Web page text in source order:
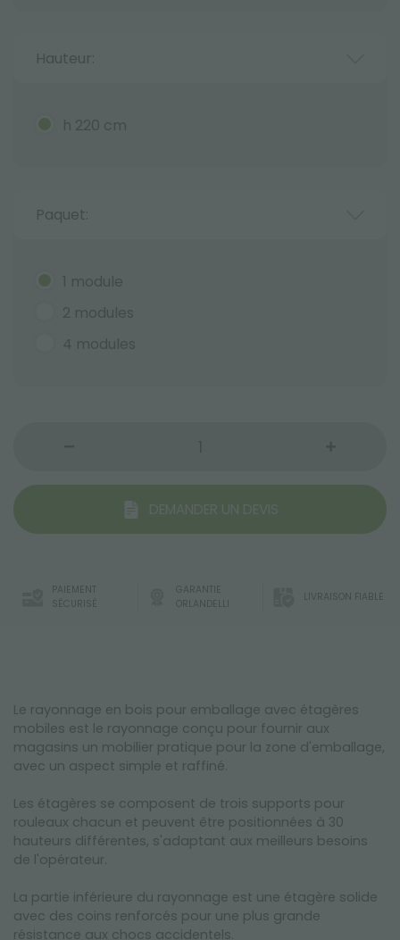
Hauteur:
h 220 cm
Paquet:
1 module
2 modules
4 modules
DEMANDER UN DEVIS
PAIEMENT
SÉCURISÉ
GARANTIE
ORLANDELLI
LIVRAISON FIABLE
Le rayonnage en bois pour emballage avec étagères
mobiles est le rayonnage conçu pour fournir aux
magasins un mobilier pratique pour la zone d'emballage,
avec un aspect simple et raffiné.
Les étagères se composent de trois supports pour
rouleaux chacun et peuvent être positionnées à 30
hauteurs différentes, s'adaptant aux meilleurs besoins
de l'opérateur.
La partie inférieure du rayonnage est une étagère solide
avec des coins renforcés pour une plus grande
résistance aux chocs accidentels.